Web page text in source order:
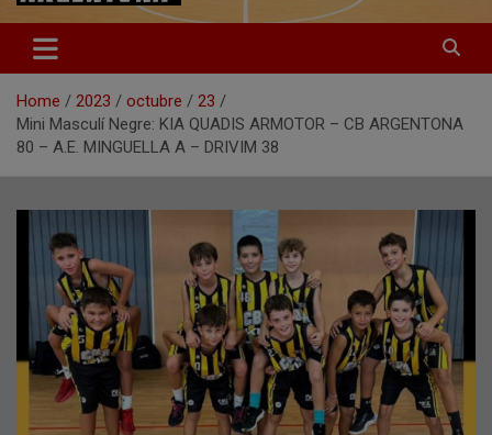
Home 2023 octubre
23
Mini Masculí Negre: KIA QUADIS ARMOTOR – CB ARGENTONA
80 – A.E. MINGUELLA A – DRIVIM 38